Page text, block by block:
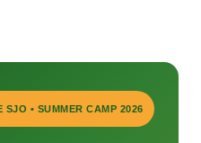
• SUMMER CAMP 2026